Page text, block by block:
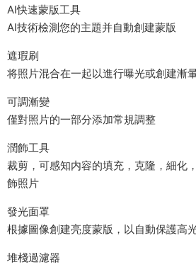
AI快速蒙版工具
AI技術檢測您的主題并自動創建蒙版
遮瑕刷
将照片混合在一起以進行曝光或創建漸
可調漸變
僅對照片的一部分添加常規調整
潤飾工具
裁剪，可感知内容的填充，克隆，細化
飾照片
發光面罩
根據圖像創建亮度蒙版，以自動保護高
堆棧過濾器